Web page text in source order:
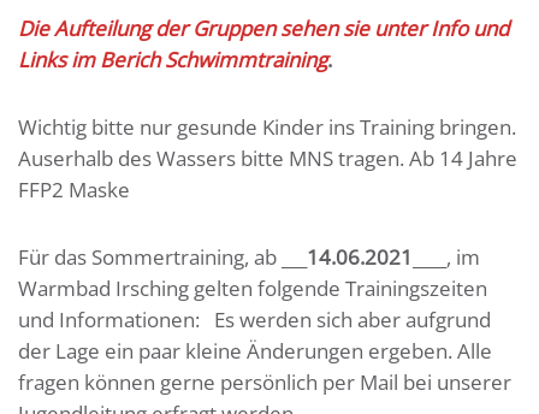
Die Aufteilung der Gruppen sehen sie unter Info und
Links im Berich Schwimmtraining.
Wichtig bitte nur gesunde Kinder ins Training bringen.
Auserhalb des Wassers bitte MNS tragen. Ab 14 Jahre
FFP2 Maske
Für das Sommertraining, ab ___ 14.06.2021
____, im
Warmbad Irsching gelten folgende Trainingszeiten
und Informationen: Es werden sich aber aufgrund
der Lage ein paar kleine Änderungen ergeben. Alle
fragen können gerne persönlich per Mail bei unserer